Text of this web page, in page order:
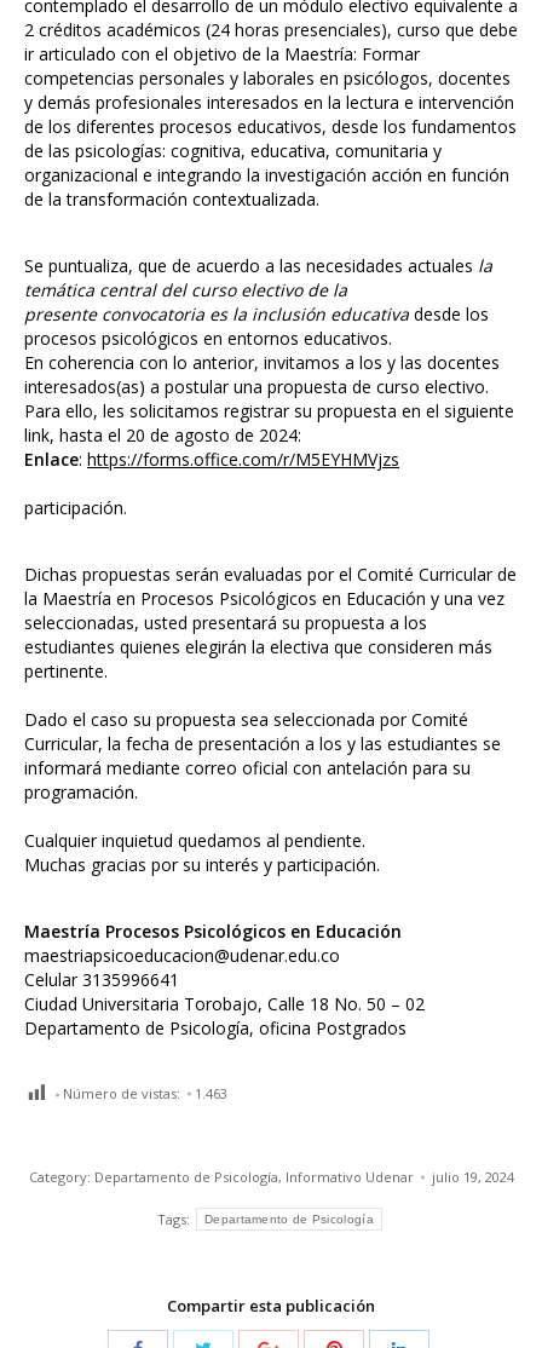
contemplado el desarrollo de un módulo electivo equivalente a
2 créditos académicos (24 horas presenciales), curso que debe
ir articulado con el objetivo de la Maestría: Formar
competencias personales y laborales en psicólogos, docentes
y demás profesionales interesados en la lectura e intervención
de los diferentes procesos educativos, desde los fundamentos
de las psicologías: cognitiva, educativa, comunitaria y
organizacional e integrando la investigación acción en función
de la transformación contextualizada.
Se puntualiza, que de acuerdo a las necesidades actuales la
temática central del curso electivo de la
presente convocatoria es la inclusión educativa desde los
procesos psicológicos en entornos educativos.
En coherencia con lo anterior, invitamos a los y las docentes
interesados(as) a postular una propuesta de curso electivo.
Para ello, les solicitamos registrar su propuesta en el siguiente
link, hasta el 20 de agosto de 2024:
Enlace: https://forms.office.com/r/M5EYHMVjzs
participación.
Dichas propuestas serán evaluadas por el Comité Curricular de
la Maestría en Procesos Psicológicos en Educación y una vez
seleccionadas, usted presentará su propuesta a los
estudiantes quienes elegirán la electiva que consideren más
pertinente.
Dado el caso su propuesta sea seleccionada por Comité
Curricular, la fecha de presentación a los y las estudiantes se
informará mediante correo oficial con antelación para su
programación.
Cualquier inquietud quedamos al pendiente.
Muchas gracias por su interés y participación.
Maestría Procesos Psicológicos en Educación
maestriapsicoeducacion@udenar.edu.co
Celular 3135996641
Ciudad Universitaria Torobajo, Calle 18 No. 50 – 02
Departamento de Psicología, oficina Postgrados
Número de vistas: 1.463
Category: Departamento de Psicología, Informativo Udenar julio 19, 2024
Tags: Departamento de Psicología
Compartir esta publicación